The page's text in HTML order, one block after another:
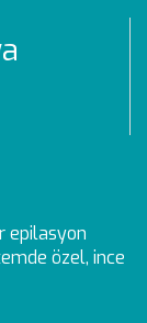
epilasyon
özel, ince